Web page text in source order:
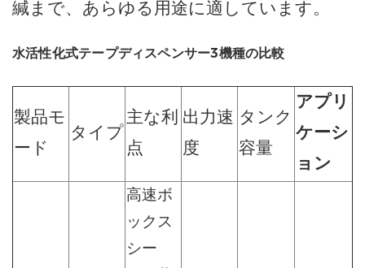
緘まで、あらゆる用途に適しています。
水活性化式テープディスペンサー3機種の比較
製品モ
ード
タイプ
主な利
点
出力速
度
タンク
容量
アプリ
ケーシ
ョン
高速ボ
ックス
シー